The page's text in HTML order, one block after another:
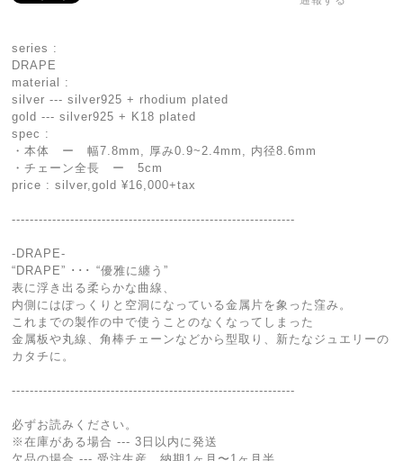
series :
DRAPE
material :
silver --- silver925 + rhodium plated
gold --- silver925 + K18 plated
spec :
・本体 ー 幅7.8mm, 厚み0.9~2.4mm, 内径8.6mm
・チェーン全長 ー 5cm
price : silver,gold ¥16,000+tax
---------------------------------------------------------------
-DRAPE-
“DRAPE” ･･･ “優雅に纏う”
表に浮き出る柔らかな曲線、
内側にはぽっくりと空洞になっている金属片を象った窪み。
これまでの製作の中で使うことのなくなってしまった
金属板や丸線、角棒チェーンなどから型取り、新たなジュエリーの
カタチに。
---------------------------------------------------------------
必ずお読みください。
※在庫がある場合 --- 3日以内に発送